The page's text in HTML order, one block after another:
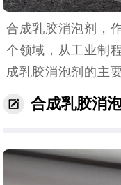
合成乳胶消泡剂，
个领域，从工业制
成乳胶消泡剂的主
其在不同行业中的
的应用产品）合成